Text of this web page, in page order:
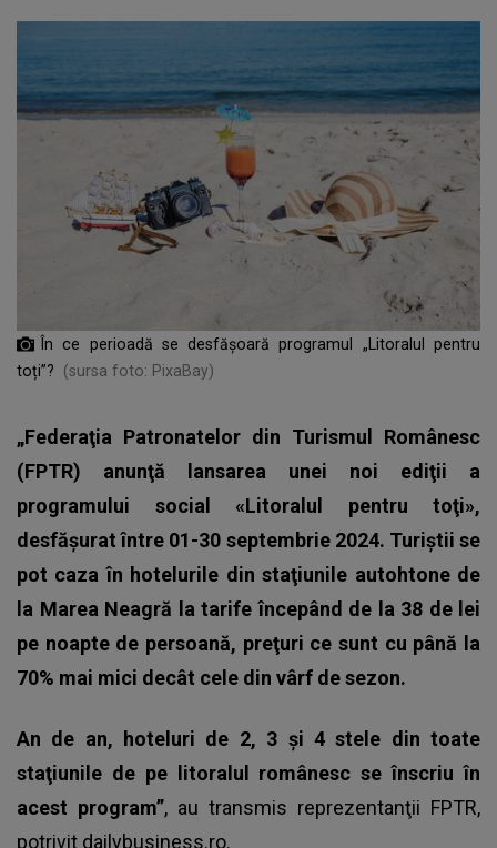
În ce perioadă se desfășoară programul „Litoralul pentru
toți”?
(sursa foto: PixaBay)
„Federaţia Patronatelor din Turismul Românesc
(FPTR) anunţă lansarea unei noi ediţii a
programului social «Litoralul pentru toţi»,
desfăşurat între 01-30 septembrie 2024. Turiştii se
pot caza în hotelurile din staţiunile autohtone de
la Marea Neagră la tarife începând de la 38 de lei
pe noapte de persoană, preţuri ce sunt cu până la
70% mai mici decât cele din vârf de sezon.
An de an, hoteluri de 2, 3 şi 4 stele din toate
staţiunile de pe litoralul românesc se înscriu în
acest program”, au transmis reprezentanţii FPTR,
potrivit dailybusiness.ro.